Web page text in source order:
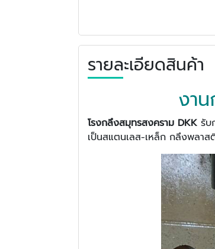
รายละเอียดสินค้า
งา
โรงกลึงสมุทรสงคราม DKK รับ
เป็นสแตนเลส-เหล็ก กลึงพลาส